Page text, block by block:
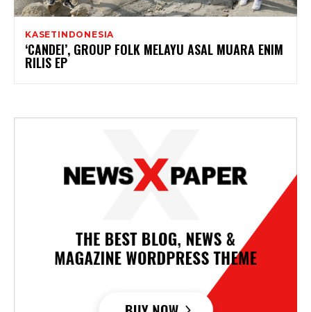
KASETINDONESIA
‘CANDEI’, GROUP FOLK MELAYU ASAL MUARA ENIM
RILIS EP